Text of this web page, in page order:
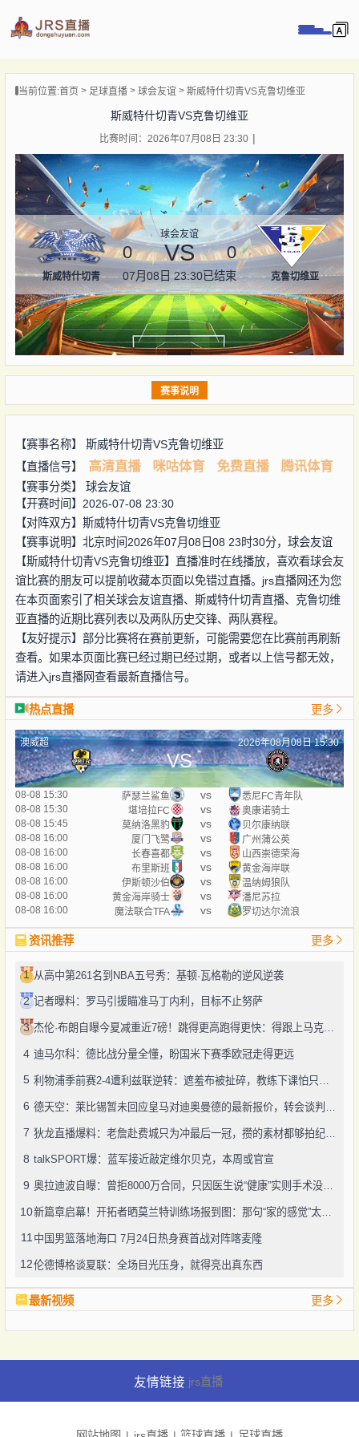
播
闻
当前位置:首页 足球直播 球会友谊 斯威特什切青VS克鲁切维亚
斯威特什切青VS克鲁切维亚
比赛时间：2026年07月08日 23:30
斯威特什切青
球会友谊
0 VS 0
07月08日 23:30已结束 克鲁切维亚
赛事说明
【赛事名称】 斯威特什切青VS克鲁切维亚
【直播信号】
高清直播 咪咕体育 免费直播 腾讯体育
【赛事分类】 球会友谊
【开赛时间】2026-07-08 23:30
【对阵双方】 斯威特什切青VS克鲁切维亚
【赛事说明】北京时间2026年07月08日08 23时30分，球会友谊
【斯威特什切青VS克鲁切维亚】直播准时在线播放，喜欢看球会友
谊比赛的朋友可以提前收藏本页面以免错过直播。jrs直播网还为您
在本页面索引了相关球会友谊直播、斯威特什切青直播、克鲁切维
亚直播的近期比赛列表以及两队历史交锋、两队赛程。
【友好提示】部分比赛将在赛前更新，可能需要您在比赛前再刷新
查看。如果本页面比赛已经过期已经过期，或者以上信号都无效，
请进入jrs直播网查看最新直播信号。
热点直播 更多
澳威超 2026年08月08日 15:30
VS
08-08 15:30 萨瑟兰鲨鱼 vs
悉尼FC青年队
08-08 15:30
堪培拉FC vs
奥康诺骑士
08-08 15:45
莫纳洛黑豹 vs
贝尔康纳联
08-08 16:00
厦门飞鹭 vs
广州蒲公英
08-08 16:00
长春喜都 vs
山西崇德荣海
08-08 16:00
布里斯班 vs
黄金海岸联
08-08 16:00
伊斯顿沙伯 vs
温纳姆狼队
08-08 16:00
黄金海岸骑士 vs
潘尼苏拉
08-08 16:00
魔法联合TFA vs 罗切达尔流浪
资讯推荐 更多
1 从高中第261名到NBA五号秀：基顿·瓦格勒的逆风逆袭
2 记者曝料：罗马引援瞄准马丁内利，目标不止努萨
3 杰伦·布朗自曝今夏减重近7磅！跳得更高跑得更快：得跟上马克西、勒布朗的节奏
4 迪马尔科：德比战分量全懂，盼国米下赛季欧冠走得更远
5
6
7 狄龙直播爆料：老詹赴费城只为冲最后一冠，攒的素材都够拍纪录片了
8 talkSPORT爆：蓝军接近敲定维尔贝克，本周或官宣
9 奥拉迪波自曝：曾拒8000万合同，只因医生说“健康”实则手术没做好
10 新篇章启幕！开拓者晒莫兰特训练场报到图：那句“家的感觉”太戳人
11 中国男篮落地海口 7月24日热身赛首战对阵喀麦隆
12伦德博格谈夏联：全场目光压身，就得亮出真东西
最新视频 更多
友情链接 jrs直播